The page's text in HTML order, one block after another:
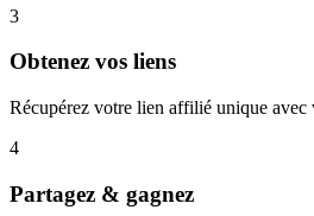
3
Obtenez vos liens
Récupérez votre lien affilié unique avec
4
Partagez & gagnez